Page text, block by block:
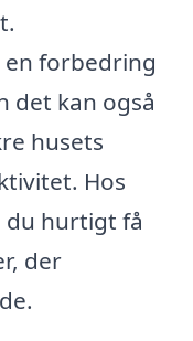
en forbedring
det kan også
husets
Hos
hurtigt få
der